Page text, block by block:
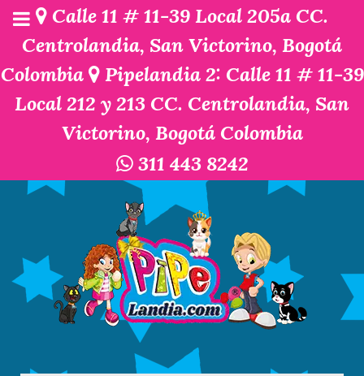
Calle 11 # 11-39 Local 205a CC.
Centrolandia, San Victorino, Bogotá
Colombia
Pipelandia 2: Calle 11 # 11-39
Local 212 y 213 CC. Centrolandia, San
Victorino, Bogotá Colombia
311 443 8242